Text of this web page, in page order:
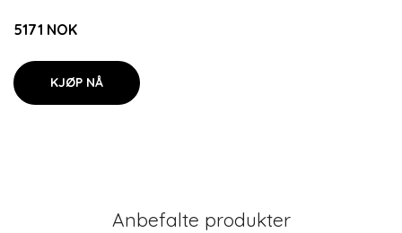
5171 NOK
KJØP NÅ
Anbefalte produkter